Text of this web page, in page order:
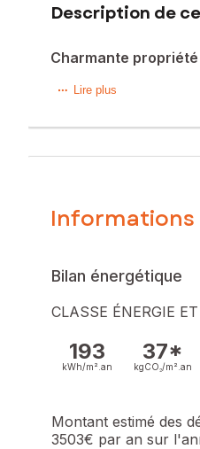
Description de
Charmante
Édith D. SAFTI vous
qu’un chaleureux salon
Un véritable havre de
Les informations sur les
Prix de vente : 195 000 €
Honoraires charge
939449260
Lire plus
Bilan énergétique
CLASSE ÉNERGIE
193
kWh/m². an
37*
kgCO₂/m². an
Montant estimé des
3503€ par an sur